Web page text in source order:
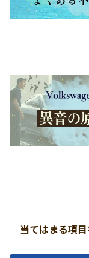
当てはまる項